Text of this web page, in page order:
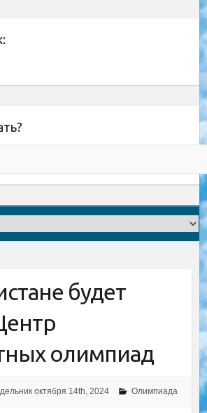
будет
олимпиад
октября 14th, 2024 Олимпиада